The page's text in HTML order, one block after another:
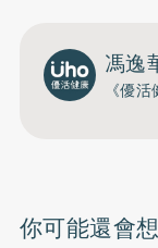
馮逸
《優
你可能還會